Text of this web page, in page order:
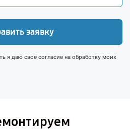
заявку
я даю свое согласие на обработку моих